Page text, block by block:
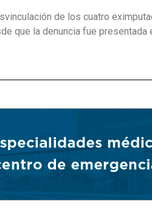
de los cuatro
que la denuncia fue presentada